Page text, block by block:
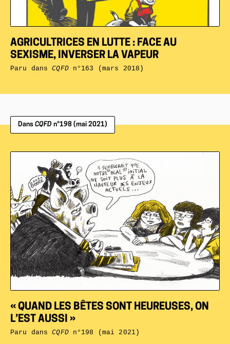
AGRICULTRICES EN LUTTE : FACE AU
SEXISME, INVERSER LA VAPEUR
Paru dansCQFDn°163 (mars 2018)
Dans CQFD n°198 (mai 2021)
« QUAND LES BÊTES SONT HEUREUSES, ON
L’EST AUSSI »
Paru dansCQFDn°198 (mai 2021)